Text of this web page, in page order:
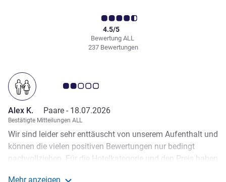
Bewertung ALL
4.5/5
237 Bewertungen
Note Kundenmeinungen 2.0/5
Alex K. Paare - 18.07.2026
Bestätigte Mitteilungen ALL
Wir sind leider sehr enttäuscht von unserem Aufenthalt und
können die vielen positiven Bewertungen nur bedingt
nachvollziehen. Für die Hotelkategorie und den Preis haben
Mehr anzeigen